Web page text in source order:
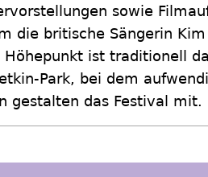
sowie
die britische Sängerin
Höhepunkt ist traditionell
Park, bei dem
gestalten das Festival mit.